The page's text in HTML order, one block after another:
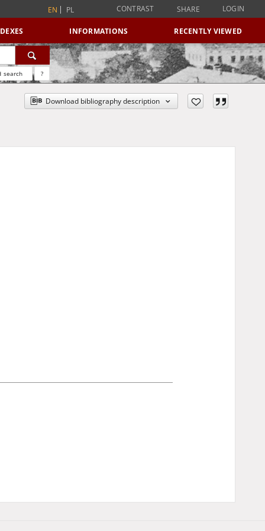
EN PL CONTRAST SHARE LOGIN
INFORMATIONS RECENTLY VIEWED
search ?
Download bibliography description